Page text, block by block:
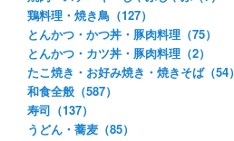
鶏料理・焼き鳥（127）
とんかつ・かつ丼・豚肉料理（75）
とんかつ・カツ丼・豚肉料理（2）
たこ焼き・お好み焼き・焼きそば（54）
和食全般（587）
寿司（137）
うどん・蕎麦（85）